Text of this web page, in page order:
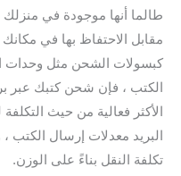
طالما أنها موجودة في منزلك
مقابل الاحتفاظ بها في
كبسولات الشحن مثل وحدات
الكتب ، فإن شحن كتبك عبر
الأكثر فعالية من حيث
البريد معدلات إرسال الكتب
تكلفة النقل بناءً على الوزن.